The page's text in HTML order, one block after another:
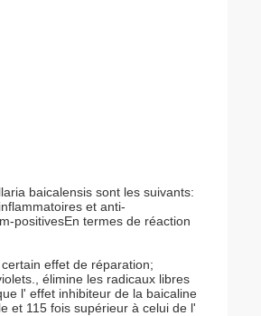
baicalensis sont les suivants:
et anti-
positivesEn termes de réaction
effet de réparation;
élimine les radicaux libres
l' effet inhibiteur de la baicaline
et 115 fois supérieur à celui de l'